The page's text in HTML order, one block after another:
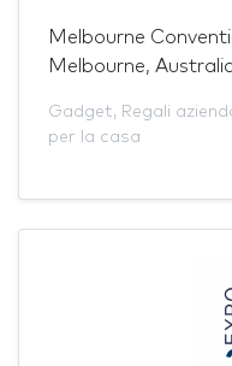
Melbourne
Melbourne,
Gadget, Regali
per la casa